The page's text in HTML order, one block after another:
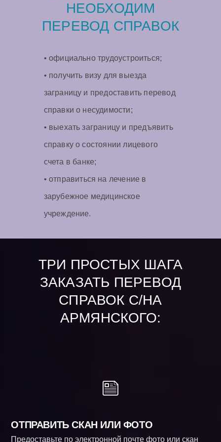
НЕОБХОДИМ
ПЕРЕВОД СПРАВОК
• официально трудоустроиться;
• получить визу для выезда
заграницу и предоставить перевод
справки о несудимости;
• выехать заграницу и предъявить
справку о состоянии лицевого
счета в банке;
• отправиться на лечение в
зарубежное медицинское
учреждение.
ТРИ ПРОСТЫХ ШАГА
ЗАКАЗАТЬ ПЕРЕВОД
СПРАВОК С/НА
АРМЯНСКОГО:
ОТПРАВИТЬ СКАН ИЛИ ФОТО
Предоставьте по электронной почте фото или скан